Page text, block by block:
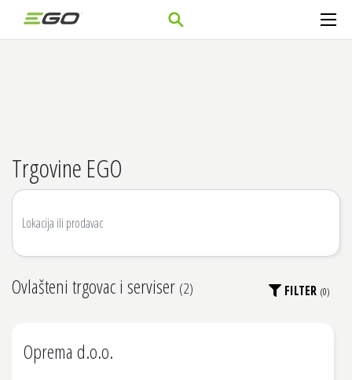
Trgovine EGO
FILTER (0)
Ovlašteni trgovac i serviser (2)
Oprema d.o.o.